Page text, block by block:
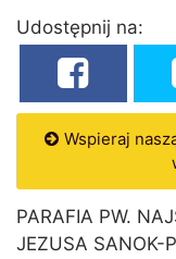
Udostępnij na:
Wspieraj
PARAFIA PW.
JEZUSA SANOK-